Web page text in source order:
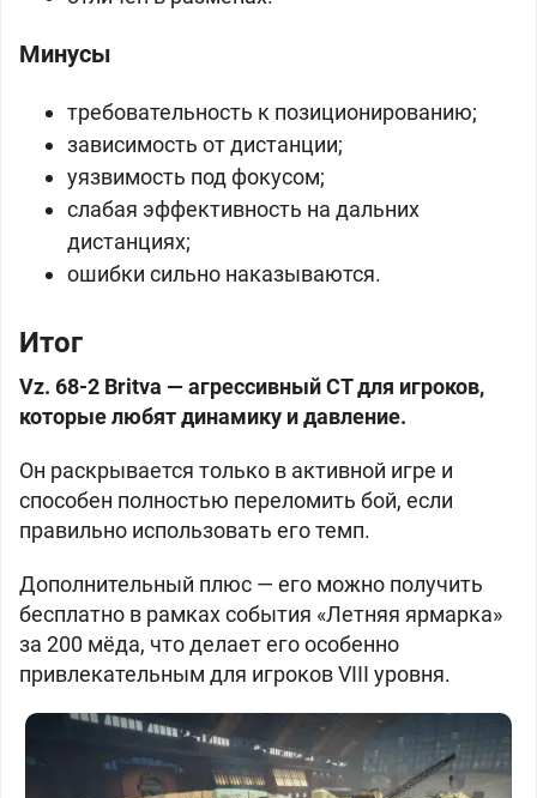
Минусы
требовательность к позиционированию;
зависимость от дистанции;
уязвимость под фокусом;
слабая эффективность на дальних
дистанциях;
ошибки сильно наказываются.
Итог
Vz. 68-2 Britva — агрессивный СТ для игроков,
которые любят динамику и давление.
Он раскрывается только в активной игре и
способен полностью переломить бой, если
правильно использовать его темп.
Дополнительный плюс — его можно получить
бесплатно в рамках события «Летняя ярмарка»
за 200 мёда, что делает его особенно
привлекательным для игроков VIII уровня.